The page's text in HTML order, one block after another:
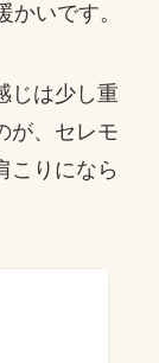
いです。
じは少し重
が、セレモ
こりになら